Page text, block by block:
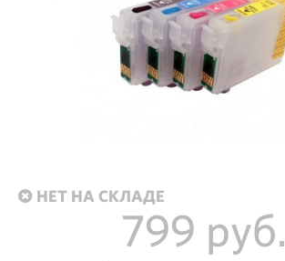
НЕТ НА СКЛАДЕ
799 руб.